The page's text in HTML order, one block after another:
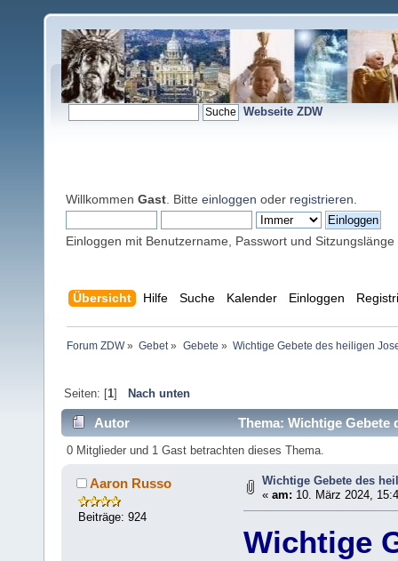
Webseite ZDW
Willkommen Gast . Bitte einloggen oder registrieren
Einloggen mit Benutzername, Passwort und Sitzungslänge
Übersicht Hilfe Suche Kalender Einloggen
Forum ZDW» Gebet» Gebete » Wichtige Gebete des heiligen
Seiten: [1] Nach unten
Autor Thema: Wichtige Gebete
0 Mitglieder und 1 Gast betrachten dieses Thema.
Aaron Russo
Beiträge: 924
Wichtige Gebete des
«am: 10. März 2024,
Wichtige